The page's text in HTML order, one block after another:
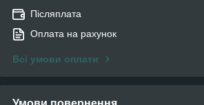
Післяплата
Оплата на рахунок
Всі умови оплати